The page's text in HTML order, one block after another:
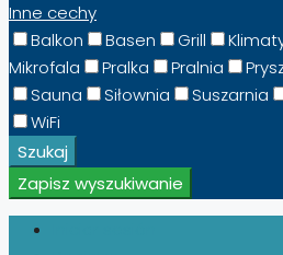
Inne cechy
Balkon
Basen Grill
Mikrofala
Pralka Pralnia
Sauna
Siłownia Suszarnia
WiFi
Szukaj
Zapisz wyszukiwanie